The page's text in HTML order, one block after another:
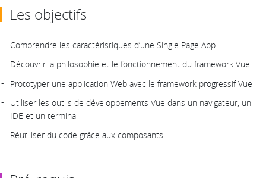
Les objectifs
Comprendre les caractéristiques d’une Single Page App
Découvrir la philosophie et le fonctionnement du framework Vue
Prototyper une application Web avec le framework progressif Vue
Utiliser les outils de développements Vue dans un navigateur, un
IDE et un terminal
Réutiliser du code grâce aux composants